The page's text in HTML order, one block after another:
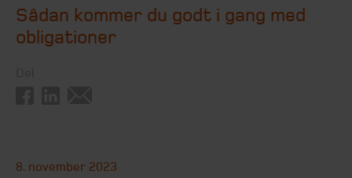
Sådan kommer du godt i gang med
obligationer
8. november 2023